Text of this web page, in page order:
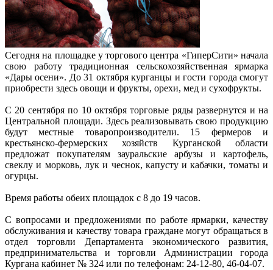
Сегодня на площадке у торгового центра «ГиперСити» начала
свою работу традиционная сельскохозяйственная ярмарка
«Дары осени». До 31 октября курганцы и гости города смогут
приобрести здесь овощи и фрукты, орехи, мед и сухофрукты.
С 20 сентября по 10 октября торговые ряды развернутся и на
Центральной площади. Здесь реализовывать свою продукцию
будут местные товаропроизводители. 15 фермеров и
крестьянско-фермерских хозяйств Курганской области
предложат покупателям зауральские арбузы и картофель,
свеклу и морковь, лук и чеснок, капусту и кабачки, томаты и
огурцы.
Время работы обеих площадок с 8 до 19 часов.
С вопросами и предложениями по работе ярмарки, качеству
обслуживания и качеству товара граждане могут обращаться в
отдел торговли Департамента экономического развития,
предпринимательства и торговли Администрации города
Кургана кабинет № 324 или по телефонам: 24-12-80, 46-04-07.